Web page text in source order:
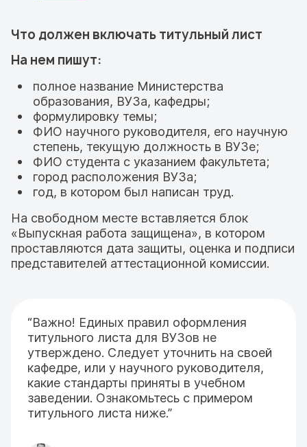
Что должен включать титульный лист
На нем пишут:
полное название Министерства
образования, ВУЗа, кафедры;
формулировку темы;
ФИО научного руководителя, его научную
степень, текущую должность в ВУЗе;
ФИО студента с указанием факультета;
город расположения ВУЗа;
год, в котором был написан труд.
На свободном месте вставляется блок
«Выпускная работа защищена», в котором
проставляются дата защиты, оценка и подписи
представителей аттестационной комиссии.
“Важно! Единых правил оформления
титульного листа для ВУЗов не
утверждено. Следует уточнить на своей
кафедре, или у научного руководителя,
какие стандарты приняты в учебном
заведении. Ознакомьтесь с примером
титульного листа ниже.”